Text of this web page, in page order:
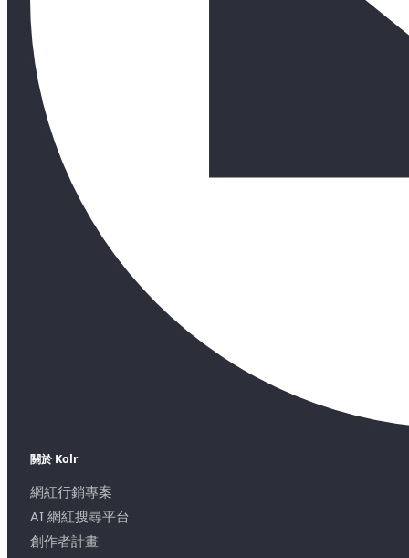
關於 Kolr
網紅行銷專案
AI 網紅搜尋平台
創作者計畫